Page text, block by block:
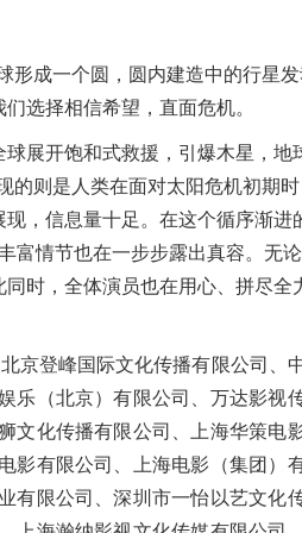
形成一个圆，圆内建造中的行星
们选择相信希望 ， 直面危机。
球展开饱和式救援， 引爆木星，地
的则是 人类在面对太阳危机初期时
，信息量十足。在这个循序渐进
富情节也在一步步露出真容。无
时，全体演员也在用心
拼尽全
京登峰国际文化传播有限公司、
乐（北京）有限公司、万达影视
文化传播有限公司、上海华策电
影有限公司、上海电影（集团）
有限公司、深圳市一怡以艺文化